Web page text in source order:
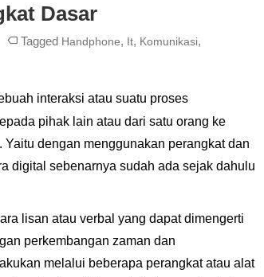
Dasar
Tagged Handphone, It, Komunikasi,
interaksi atau suatu proses
pihak lain atau dari satu orang ke
dengan menggunakan perangkat dan
digital sebenarnya sudah ada sejak dahulu
lisan atau verbal yang dapat dimengerti
perkembangan zaman dan
melalui beberapa perangkat atau alat